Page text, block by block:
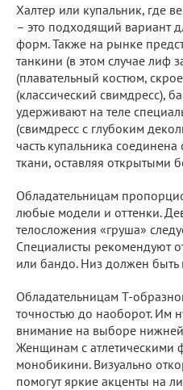
Халтер или купальник, где
– это подходящий вариант
форм. Также на рынке
танкини (в этом случае лиф
(плавательный костюм,
(классический свимдресс),
удерживают на теле
(свимдресс с глубоким
часть купальника
ткани, оставляя открытыми
Обладательницам
любые модели и оттенки.
телосложения «груша»
Специалисты рекомендуют
или бандо. Низ должен
Обладательницам Т-
точностью до наоборот. Им
внимание на выборе нижней
Женщинам с атлетическими
монобикини. Визуально
помогут яркие акценты на